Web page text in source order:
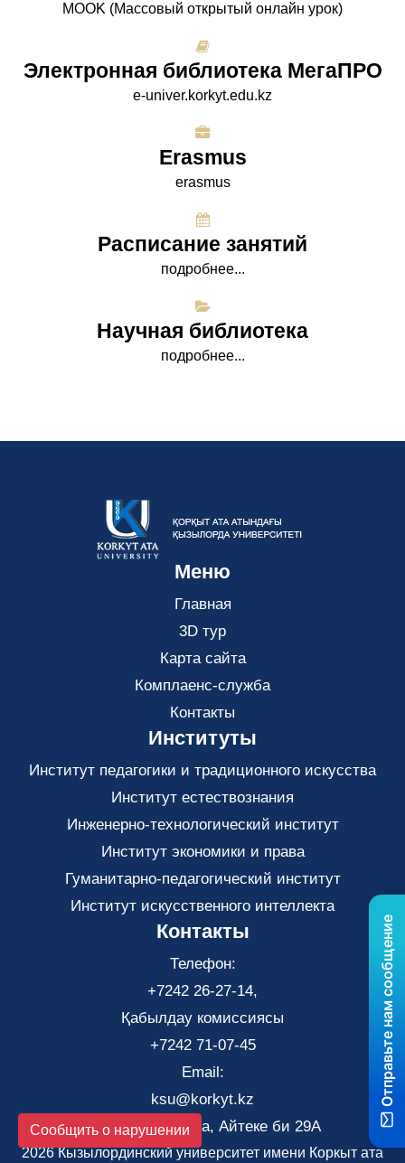
МООK (Массовый открытый онлайн урок)
Электронная библиотека МегаПРО
e-univer.korkyt.edu.kz
Erasmus
erasmus
Расписание занятий
подробнее...
Научная библиотека
подробнее...
Меню
Главная
3D тур
Карта сайта
Комплаенс-служба
Контакты
Институты
Институт педагогики и традиционного искусства
Институт естествознания
Инженерно-технологический институт
Институт экономики и права
Гуманитарно-педагогический институт
Институт искусственного интеллекта
Контакты
Телефон:
+7242 26-27-14,
Қабылдау комиссиясы
+7242 71-07-45
Email:
ksu@korkyt.kz
Город Кызылорда, Айтеке би 29А
2026 Кызылординский университет имени Коркыт ата
Сообщить о нарушении
Отправьте нам сообщение